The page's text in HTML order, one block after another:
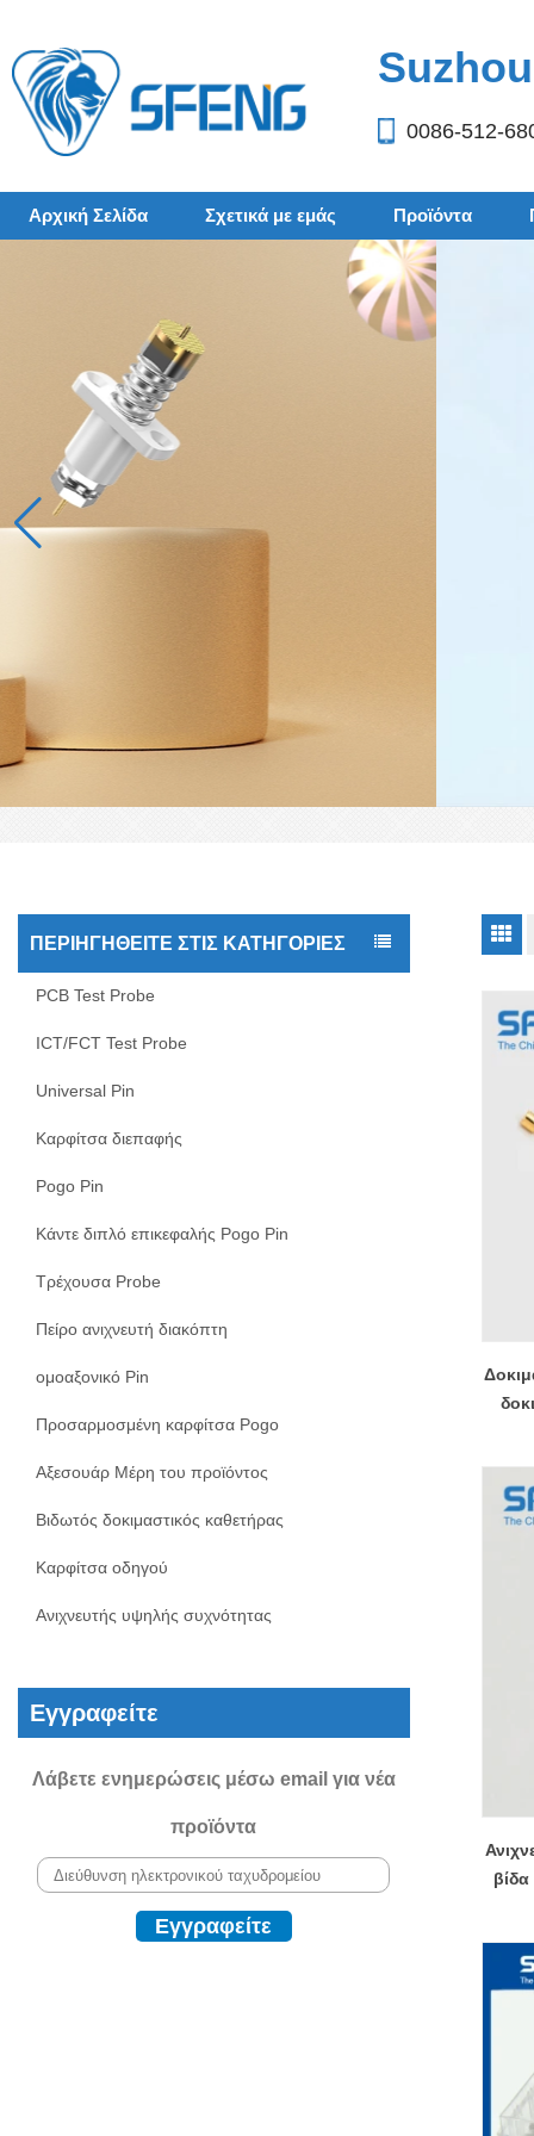
0086-512-
Αρχική Σελίδα Σχετικά με εμάς Προϊόντα
ΠΕΡΙΗΓΗΘΕΊΤΕ ΣΤΙΣ ΚΑΤΗΓΟΡΊΕΣ
PCB Test Probe
ICT/FCT Test Probe
Universal Pin
Καρφίτσα διεπαφής
Pogo Pin
Κάντε διπλό επικεφαλής Pogo Pin
Τρέχουσα Probe
Πείρο ανιχνευτή διακόπτη
ομοαξονικό Pin
Προσαρμοσμένη καρφίτσα Pogo
Αξεσουάρ Μέρη του προϊόντος
Βιδωτός δοκιμαστικός καθετήρας
Καρφίτσα οδηγού
Ανιχνευτής υψηλής συχνότητας
Εγγραφείτε
Λάβετε ενημερώσεις μέσω email για νέα
προϊόντα